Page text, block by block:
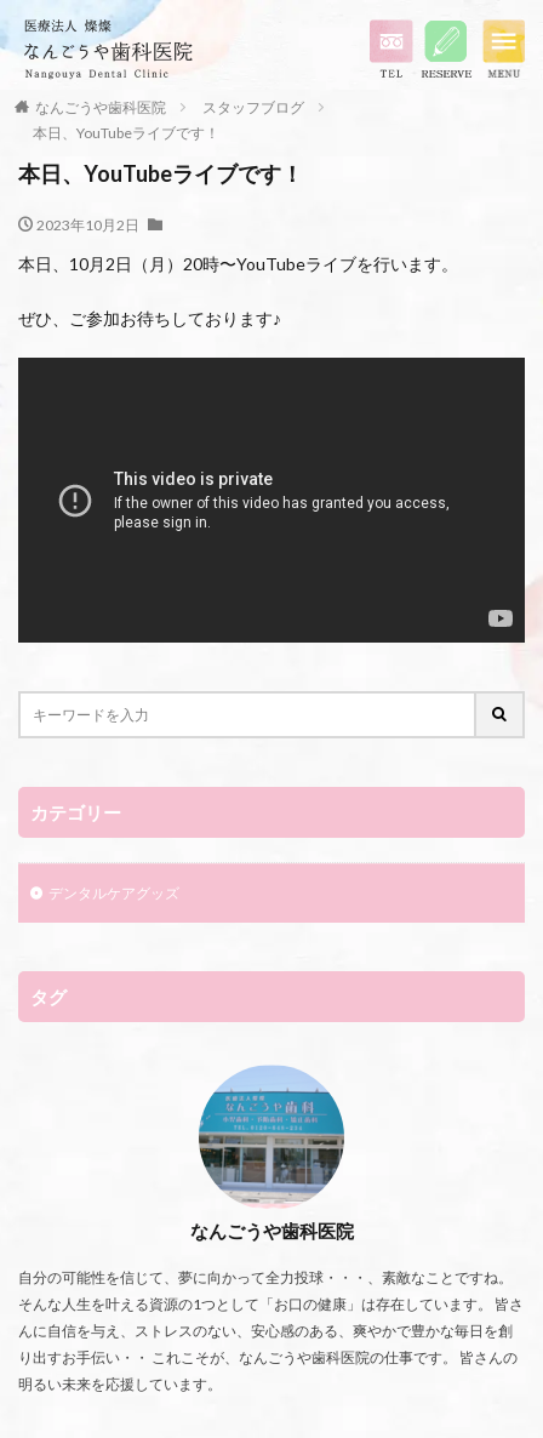
なんごうや歯科医院
スタッフブログ
本日、YouTubeライブです！
本日、YouTubeライブです！
2023年10月2日
本日、10月2日（月）20時〜YouTubeライブを行います。
ぜひ、ご参加お待ちしております♪
カテゴリー
デンタルケアグッズ
タグ
なんごうや歯科医院
自分の可能性を信じて、夢に向かって全力投球・・・、素敵なことですね。
そんな人生を叶える資源の1つとして「お口の健康」は存在しています。 皆さ
んに自信を与え、ストレスのない、安心感のある、爽やかで豊かな毎日を創
り出すお手伝い・・ これこそが、なんごうや歯科医院の仕事です。 皆さんの
明るい未来を応援しています。